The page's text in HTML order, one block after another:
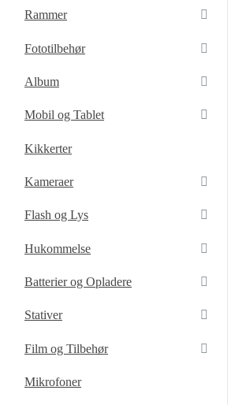
Rammer
Fototilbehør
Album
Mobil og Tablet
Kikkerter
Kameraer
Flash og Lys
Hukommelse
Batterier og Opladere
Stativer
Film og Tilbehør
Mikrofoner